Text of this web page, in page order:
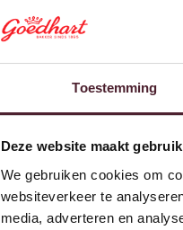
Toestemming
Deze website maakt
We gebruiken cookies om
websiteverkeer te
media, adverteren en